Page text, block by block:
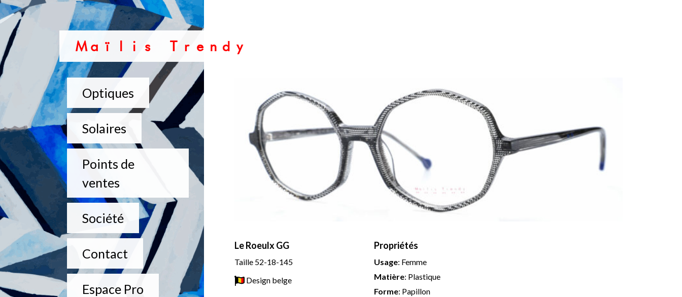
Maïlis Trendy
Optiques
Maïlis
Maïlis Trendy
Maïlis Tech
Hype
Maïlis Kids
Solaires
Points de
ventes
Société
Contact
Espace Pro
Le Roeulx GG
Taille 52-18-145
Design belge
Propriétés
Usage: Femme
Matière: Plastique
Forme: Papillon